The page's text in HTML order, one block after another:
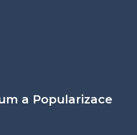
a Popularizace